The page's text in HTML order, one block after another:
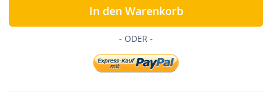
In den Warenkorb